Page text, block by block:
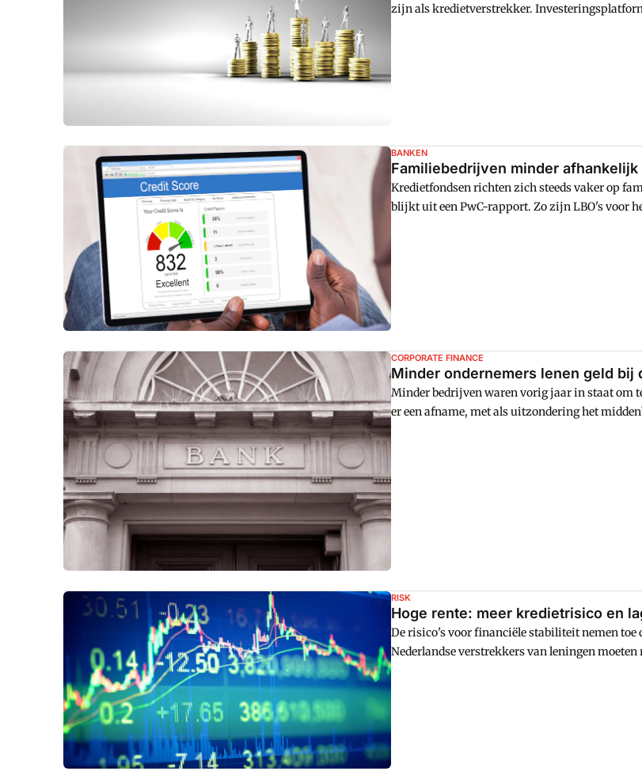
zijn als kredietverstrekker.
BANKEN
Familiebedrijven minder
Kredietfondsen richten zich steeds vaker op
blijkt uit een PwC-rapport. Zo zijn LBO's voor
CORPORATE FINANCE
Minder ondernemers lenen geld bij
Minder bedrijven waren vorig jaar in staat om
er een afname, met als uitzondering het
RISK
Hoge rente: meer kredietrisico en
De risico's voor financiële stabiliteit nemen toe
Nederlandse verstrekkers van leningen